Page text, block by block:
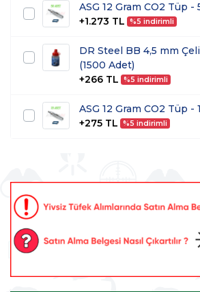
ASG 12 Gram CO2 Tüp -
+1.273 TL
%5 indirimli
DR Steel BB 4,5 mm
(1500 Adet)
+266 TL
%5 indirimli
ASG 12 Gram CO2 Tüp -
+275 TL
%5 indirimli